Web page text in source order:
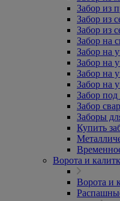
Забор из
Забор из
Забор из
Забор на
Забор на
Забор на
Забор на
Забор на
Забор
Забор
Заборы
Купить
Ворота и
Ворота и